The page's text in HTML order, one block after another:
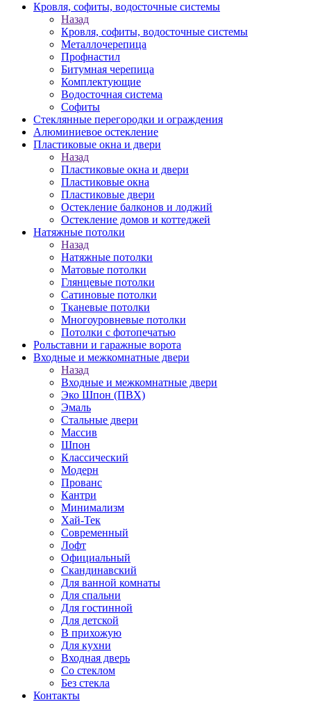
Кровля, софиты, водосточные системы
Назад
Кровля, софиты, водосточные системы
Металлочерепица
Профнастил
Битумная черепица
Комплектующие
Водосточная система
Софиты
Стеклянные перегородки и ограждения
Алюминиевое остекление
Пластиковые окна и двери
Назад
Пластиковые окна и двери
Пластиковые окна
Пластиковые двери
Остекление балконов и лоджий
Остекление домов и коттеджей
Натяжные потолки
Назад
Натяжные потолки
Матовые потолки
Глянцевые потолки
Сатиновые потолки
Тканевые потолки
Многоуровневые потолки
Потолки с фотопечатью
Рольставни и гаражные ворота
Входные и межкомнатные двери
Назад
Входные и межкомнатные двери
Эко Шпон (ПВХ)
Эмаль
Стальные двери
Массив
Шпон
Классический
Модерн
Прованс
Кантри
Минимализм
Хай-Тек
Современный
Лофт
Официальный
Скандинавский
Для ванной комнаты
Для спальни
Для гостинной
Для детской
В прихожую
Для кухни
Входная дверь
Со стеклом
Без стекла
Контакты